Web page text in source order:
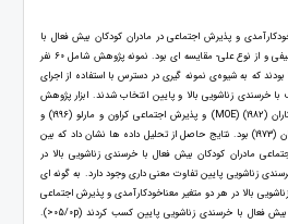
و پذیرش اجتماعی در مادران کودکان بیش فعال با
خرسندی زناشویی بود. طرح پژوهش توصیفی و از نوع علی- مقایسه ای بود. نمونه پژوهش شامل 60 نفر
از مادران کودکان بیش فعال در سال 1398 بودند که به شیوه‌ی نمونه گیری در دسترس با استفاده از اجرای
خرسندی زناشویی بالا و پایین انتخاب شدند. ابزار پژوهش
پرسشنامه های خودکارآمدی شرر و همکاران (1982) (MOE) و پذیرش اجتماعی کراون و مارلو (1996) و
مقیاس خرسندی زناشویی ناتان و همکاران (1973) بود. نتایج حاصل از تحلیل داده ها نشان داد که بین
مادران کودکان بیش فعال با خرسندی زناشویی بالا در
زناشویی پایین تفاوت معنی داری وجود دارد. به گونه ای
بالا در هر دو متغیر معناخودکارآمدی و پذیرش اجتماعی
نمرات بیشتری نسبت به مادران کودکان بیش فعال با خرسندی زناشویی پایین کسب کردند (05/0p<).